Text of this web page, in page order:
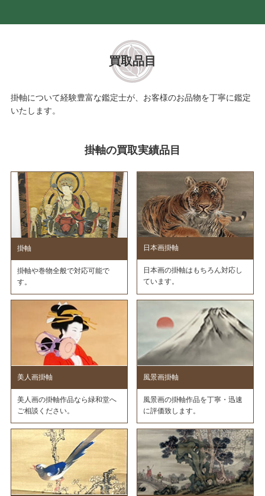
買取品目
掛軸について経験豊富な鑑定士が、お客様のお品物を丁寧に鑑定
いたします。
掛軸の買取実績品目
掛軸
掛軸や巻物全般で対応可能で
す。
日本画掛軸
日本画の掛軸はもちろん対応し
ています。
美人画掛軸
美人画の掛軸作品なら緑和堂へ
ご相談ください。
風景画掛軸
風景画の掛軸作品を丁寧・迅速
に評価致します。